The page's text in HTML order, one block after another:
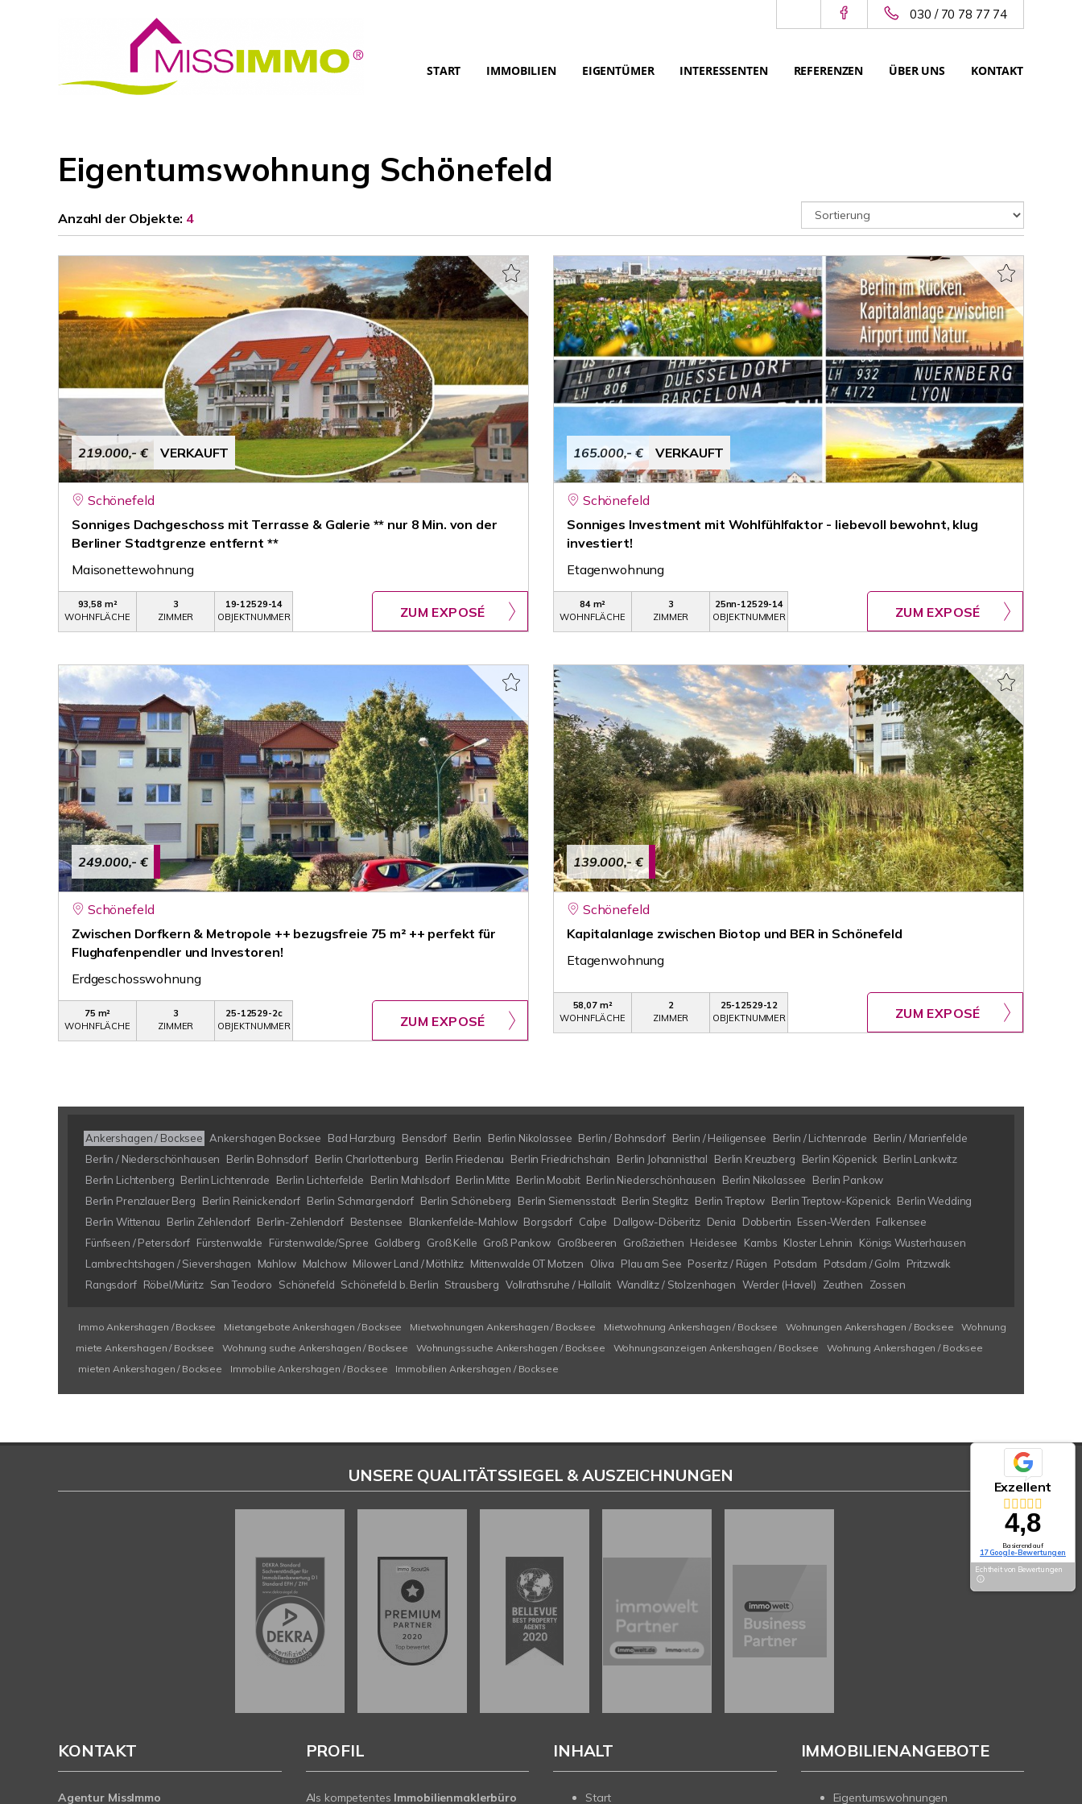
030 / 70 78 77 74
START IMMOBILIEN EIGENTÜMER INTERESSENTEN REFERENZEN ÜBER UNS KONTAKT
Eigentumswohnung Schönefeld
Anzahl der Objekte: 4
219.000,- € VERKAUFT
Schönefeld
Sonniges Dachgeschoss mit Terrasse & Galerie ** nur 8 Min. von der
Berliner Stadtgrenze entfernt **
Maisonettewohnung
93,58 m²
WOHNFLÄCHE
3
ZIMMER
19-12529-14
OBJEKTNUMMER
ZUM EXPOSÉ
165.000,- € VERKAUFT
Schönefeld
Sonniges Investment mit Wohlfühlfaktor - liebevoll bewohnt, klug
investiert!
Etagenwohnung
84 m²
WOHNFLÄCHE
3
ZIMMER
25nn-12529-14
OBJEKTNUMMER
ZUM EXPOSÉ
249.000,- €
Schönefeld
Zwischen Dorfkern & Metropole ++ bezugsfreie 75 m² ++ perfekt für
Flughafenpendler und Investoren!
Erdgeschosswohnung
75 m²
WOHNFLÄCHE
3
ZIMMER
25-12529-2c
OBJEKTNUMMER
ZUM EXPOSÉ
139.000,- €
Schönefeld
Kapitalanlage zwischen Biotop und BER in Schönefeld
Etagenwohnung
58,07 m²
WOHNFLÄCHE
2
ZIMMER
25-12529-12
OBJEKTNUMMER
ZUM EXPOSÉ
Ankershagen / Bocksee Ankershagen Bocksee Bad Harzburg Bensdorf Berlin Berlin Nikolassee Berlin / Bohnsdorf Berlin / Heiligensee Berlin / Lichtenrade
Berlin / Marienfelde
Berlin / Niederschönhausen
Berlin Bohnsdorf Berlin Charlottenburg Berlin Friedenau Berlin Friedrichshain Berlin Johannisthal Berlin Kreuzberg Berlin Köpenick Berlin Lankwitz
Berlin Lichtenberg Berlin Lichtenrade Berlin Lichterfelde Berlin Mahlsdorf Berlin Mitte Berlin Moabit Berlin Niederschönhausen Berlin Nikolassee
Berlin Pankow
Berlin Prenzlauer Berg
Berlin Reinickendorf Berlin Schmargendorf Berlin Schöneberg Berlin Siemensstadt Berlin Steglitz Berlin Treptow Berlin Treptow-Köpenick Berlin Wedding
Berlin Wittenau
Berlin Zehlendorf Berlin-Zehlendorf Bestensee Blankenfelde-Mahlow Borgsdorf Calpe Dallgow-Döberitz Denia Dobbertin Essen-Werden Falkensee
Fünfseen / Petersdorf Fürstenwalde Fürstenwalde/Spree Goldberg Groß Kelle Groß Pankow Großbeeren Großziethen Heidesee Kambs Kloster Lehnin
Königs Wusterhausen
Lambrechtshagen / Sievershagen
Mahlow Malchow Milower Land / Möthlitz Mittenwalde OT Motzen Oliva Plau am See Poseritz / Rügen Potsdam Potsdam / Golm
Pritzwalk
Rangsdorf Röbel/Müritz San Teodoro Schönefeld Schönefeld b. Berlin Strausberg Vollrathsruhe / Hallalit Wandlitz / Stolzenhagen Werder (Havel) Zeuthen Zossen
Immo Ankershagen / Bocksee Mietangebote Ankershagen / Bocksee Mietwohnungen Ankershagen / Bocksee Mietwohnung Ankershagen / Bocksee Wohnungen Ankershagen / Bocksee
Wohnung
miete Ankershagen / Bocksee
Wohnung suche Ankershagen / Bocksee Wohnungssuche Ankershagen / Bocksee Wohnungsanzeigen Ankershagen / Bocksee
Wohnung Ankershagen / Bocksee
mieten Ankershagen / Bocksee
Immobilie Ankershagen / Bocksee Immobilien Ankershagen / Bocksee
Exzellent
4,8
Basierend auf
17 Google-Bewertungen
Echtheit von Bewertungen
UNSERE QUALITÄTSSIEGEL & AUSZEICHNUNGEN
KONTAKT
Agentur MissImmo
PROFIL
Als kompetentes Immobilienmaklerbüro
INHALT
Start
IMMOBILIENANGEBOTE
Eigentumswohnungen